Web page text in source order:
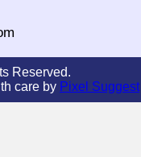
Reserved.
care by Pixel Suggest